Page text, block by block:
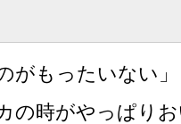
がもったいない」
の時がやっぱり